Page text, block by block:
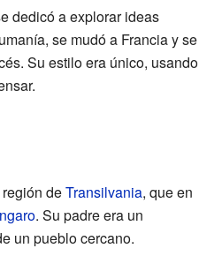
dedicó a explorar ideas
se mudó a Francia y se
Su estilo era único, usando
deTransilvania, que en
. Su padre era un
un pueblo cercano.